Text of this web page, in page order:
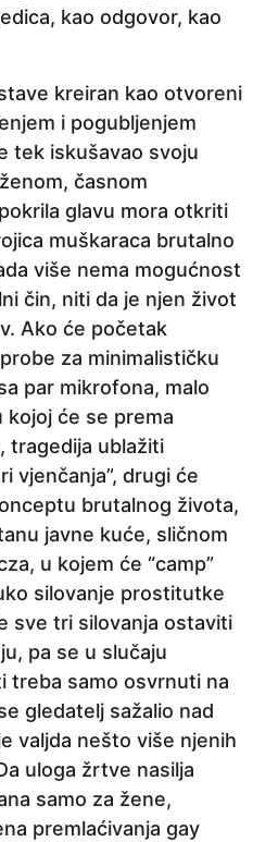
kao odgovor, kao
kreiran kao otvoreni
i pogubljenjem
tek iskušavao svoju
časnom
glavu mora otkriti
muškaraca brutalno
više nema mogućnost
čin, niti da je njen život
Ako će početak
za minimalističku
par mikrofona, malo
kojoj će se prema
tragedija ublažiti
vjenčanja”, drugi će
brutalnog života,
javne kuće, sličnom
u kojem će “camp”
silovanje prostitutke
sve tri silovanja ostaviti
pa se u slučaju
treba samo osvrnuti na
gledatelj sažalio nad
valjda nešto više njenih
uloga žrtve nasilja
samo za žene,
premlaćivanja gay